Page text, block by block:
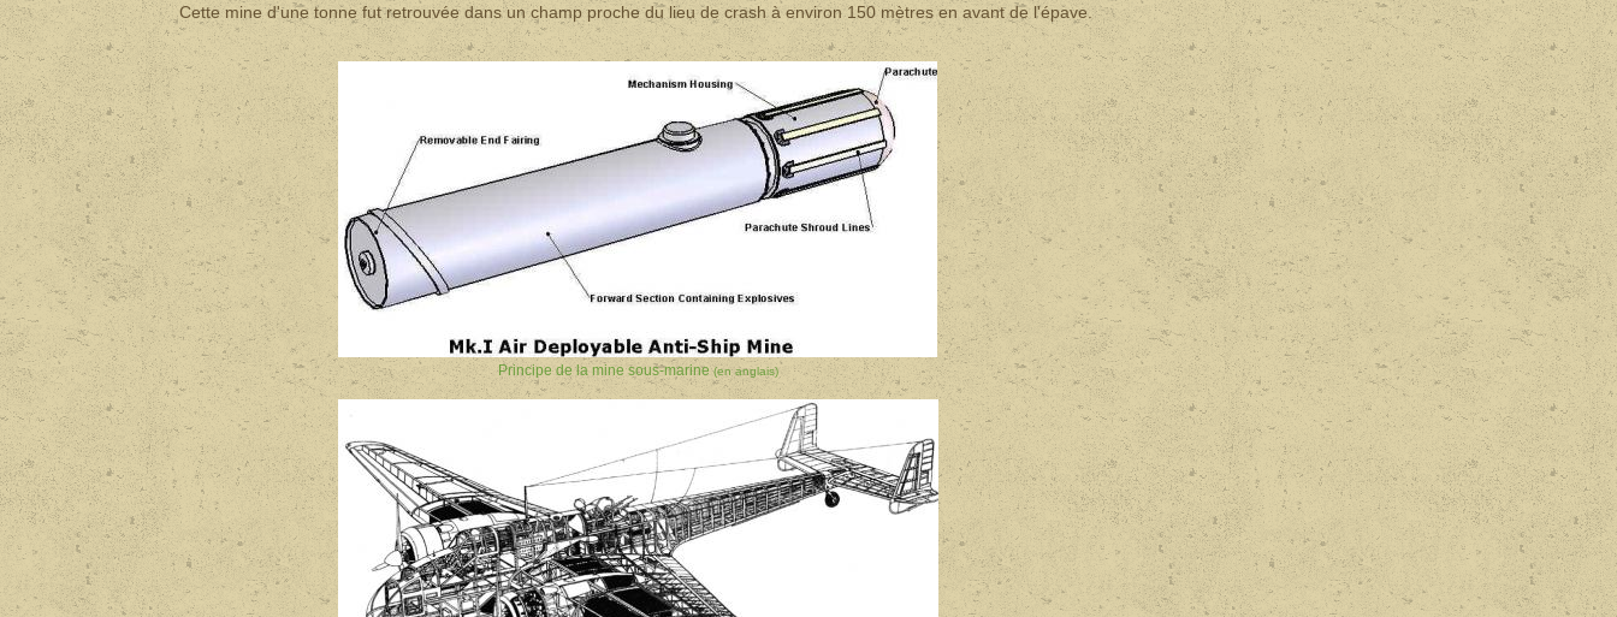
Cette mine d'une tonne fut retrouvée dans un champ proche du lieu de crash à environ 150 mètres en avant de l'épave.
Principe de la mine sous-marine(en anglais)